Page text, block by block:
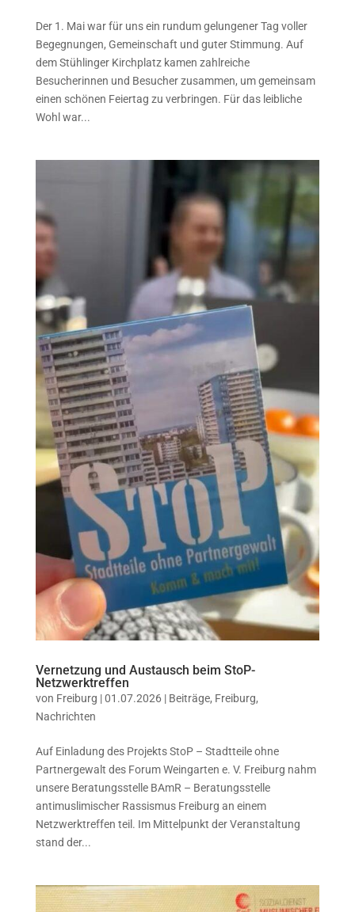
Der 1. Mai war für uns ein rundum gelungener Tag voller
Begegnungen, Gemeinschaft und guter Stimmung. Auf
dem Stühlinger Kirchplatz kamen zahlreiche
Besucherinnen und Besucher zusammen, um gemeinsam
einen schönen Feiertag zu verbringen. Für das leibliche
Wohl war...
Vernetzung und Austausch beim StoP-
Netzwerktreffen
von Freiburg |01.07.2026| Beiträge, Freiburg,
Nachrichten
Auf Einladung des Projekts StoP – Stadtteile ohne
Partnergewalt des Forum Weingarten e. V. Freiburg nahm
unsere Beratungsstelle BAmR – Beratungsstelle
antimuslimischer Rassismus Freiburg an einem
Netzwerktreffen teil. Im Mittelpunkt der Veranstaltung
stand der...